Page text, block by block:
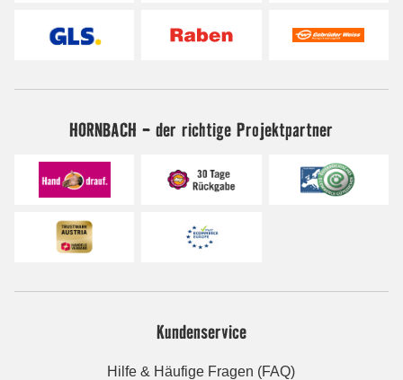
HORNBACH - der richtige Projektpartner
Kundenservice
Hilfe & Häufige Fragen (FAQ)